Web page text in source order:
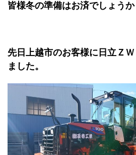
皆様冬の準備はお済でしょうか
先日上越市のお客様に日立Ｚ
ました。